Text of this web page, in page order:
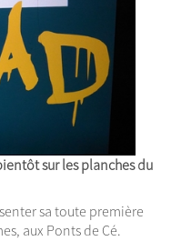
sur les planches du
sa toute première
aux Ponts de Cé.